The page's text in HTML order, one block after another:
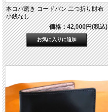
本コバ磨き コードバン 二つ折り財布
小銭なし
価格：42,000円(税込)